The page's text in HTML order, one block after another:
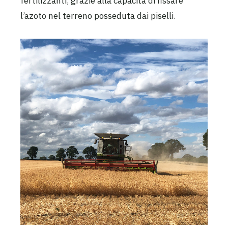
l’azoto nel terreno posseduta dai piselli.